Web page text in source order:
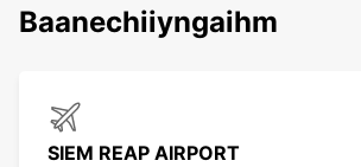
Baanechiiyngaihm
SIEM REAP AIRPORT